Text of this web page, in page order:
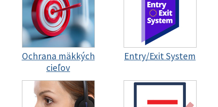
Ochrana mäkkých
cieľov
Entry/Exit System